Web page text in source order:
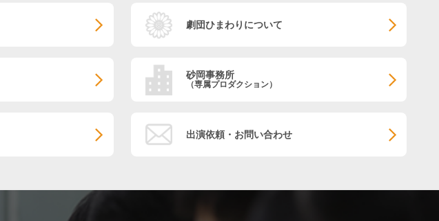
劇団ひまわりについて
砂岡事務所
（専属プロダクション）
出演依頼・お問い合わせ